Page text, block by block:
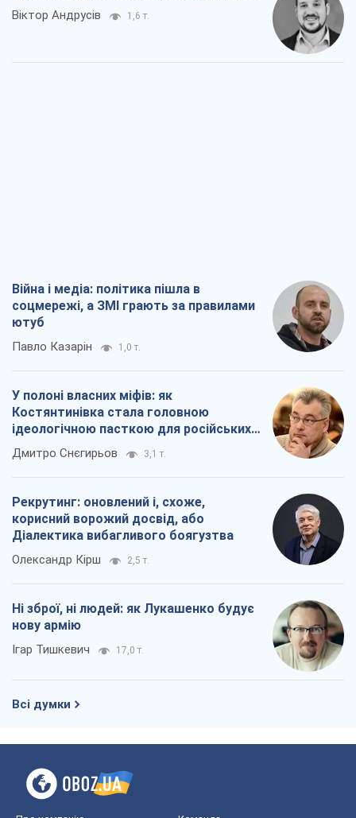
Віктор Андрусів 1,6 т.
Війна і медіа: політика пішла в
соцмережі, а ЗМІ грають за правилами
ютуб
Павло Казарін 1,0 т.
У полоні власних міфів: як
Костянтинівка стала головною
ідеологічною пасткою для російських
окупантів
Дмитро Снєгирьов 3,1 т.
Рекрутинг: оновлений і, схоже,
корисний ворожий досвід, або
Діалектика вибагливого боягузтва
Олександр Кірш 2,5 т.
Ні зброї, ні людей: як Лукашенко будує
нову армію
Ігар Тишкевич 17,0 т.
Всі думки